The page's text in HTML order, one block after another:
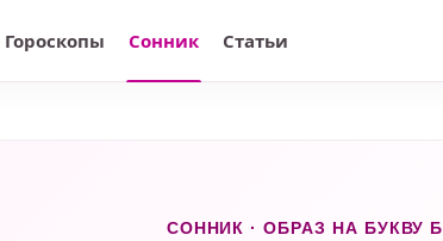
Гороскопы Сонник Статьи
СОННИК · ОБРАЗ НА БУКВУ Б